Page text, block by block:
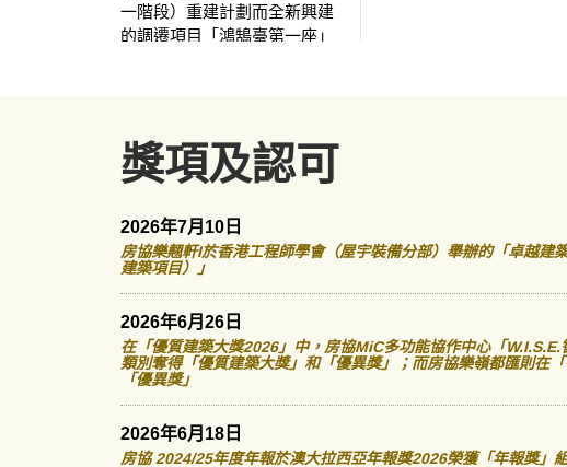
一階段）重建計劃而全新興建
的調遷項目「鴻鵠臺第一座」
生，並一起參觀新單位和大廈
的配套設施。
獎項及認可
2026年7月10日
房協樂翹軒I於香港工程師學會（屋宇裝備分部）舉辦的「卓越建
建築項目）」
2026年6月26日
在「優質建築大獎2026」中，房協MiC多功能協作中心「
類別奪得「優質建築大獎」和「優異獎」；而房協樂嶺都匯則在
「優異獎」
2026年6月18日
房協 2024/25年度年報於澳大拉西亞年報獎2026榮獲「年報獎」